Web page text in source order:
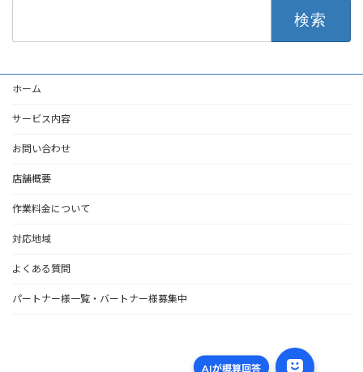
ホーム
サービス内容
お問い合わせ
店舗概要
作業料金について
対応地域
よくある質問
パートナー様一覧・バートナー様募集中